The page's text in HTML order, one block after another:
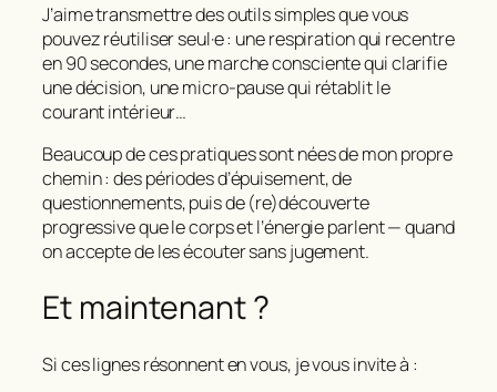
J’aime transmettre des outils simples que vous
pouvez réutiliser seul·e : une respiration qui recentre
en 90 secondes, une marche consciente qui clarifie
une décision, une micro-pause qui rétablit le
courant intérieur…
Beaucoup de ces pratiques sont nées de mon propre
chemin : des périodes d’épuisement, de
questionnements, puis de (re)découverte
progressive que le corps et l’énergie parlent — quand
on accepte de les écouter sans jugement.
Et maintenant ?
Si ces lignes résonnent en vous, je vous invite à :